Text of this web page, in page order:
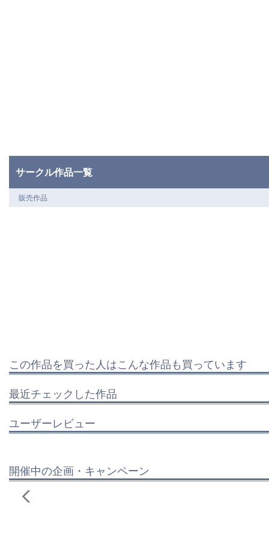
サークル作品一覧
販売作品
この作品を買った人はこんな作品も買っています
最近チェックした作品
ユーザーレビュー
開催中の企画・キャンペーン